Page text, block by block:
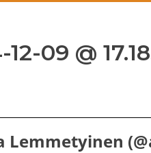
09 @
Lemmetyinen